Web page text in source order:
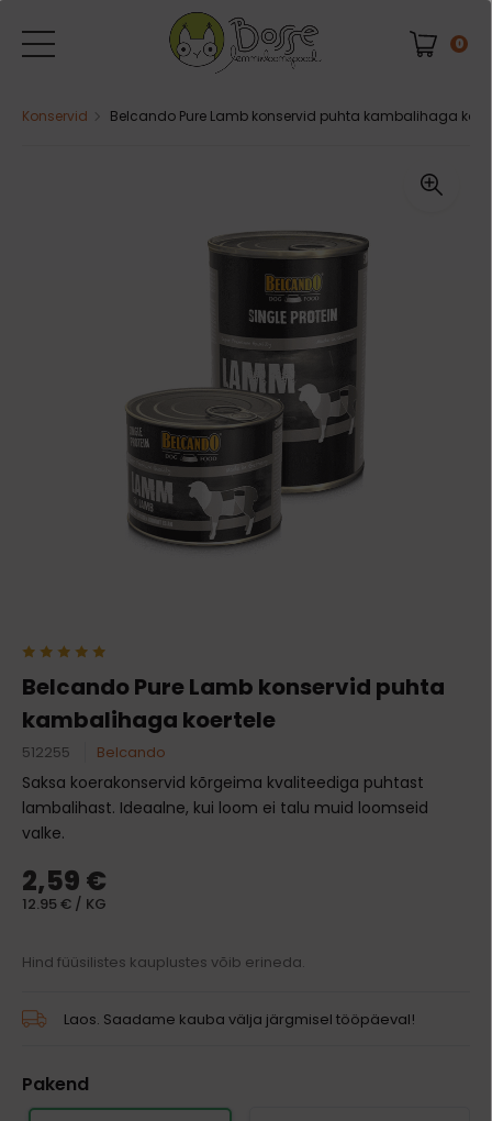
0
Konservid Belcando Pure Lamb konservid puhta kambalihaga
Belcando Pure Lamb konservid puhta
kambalihaga koertele
512255 Belcando
Saksa koerakonservid kõrgeima kvaliteediga puhtast
lambalihast. Ideaalne, kui loom ei talu muid loomseid
valke.
2,59 €
12.95 € / KG
Hind füüsilistes kauplustes võib erineda.
Laos. Saadame kauba välja järgmisel tööpäeval!
Pakend